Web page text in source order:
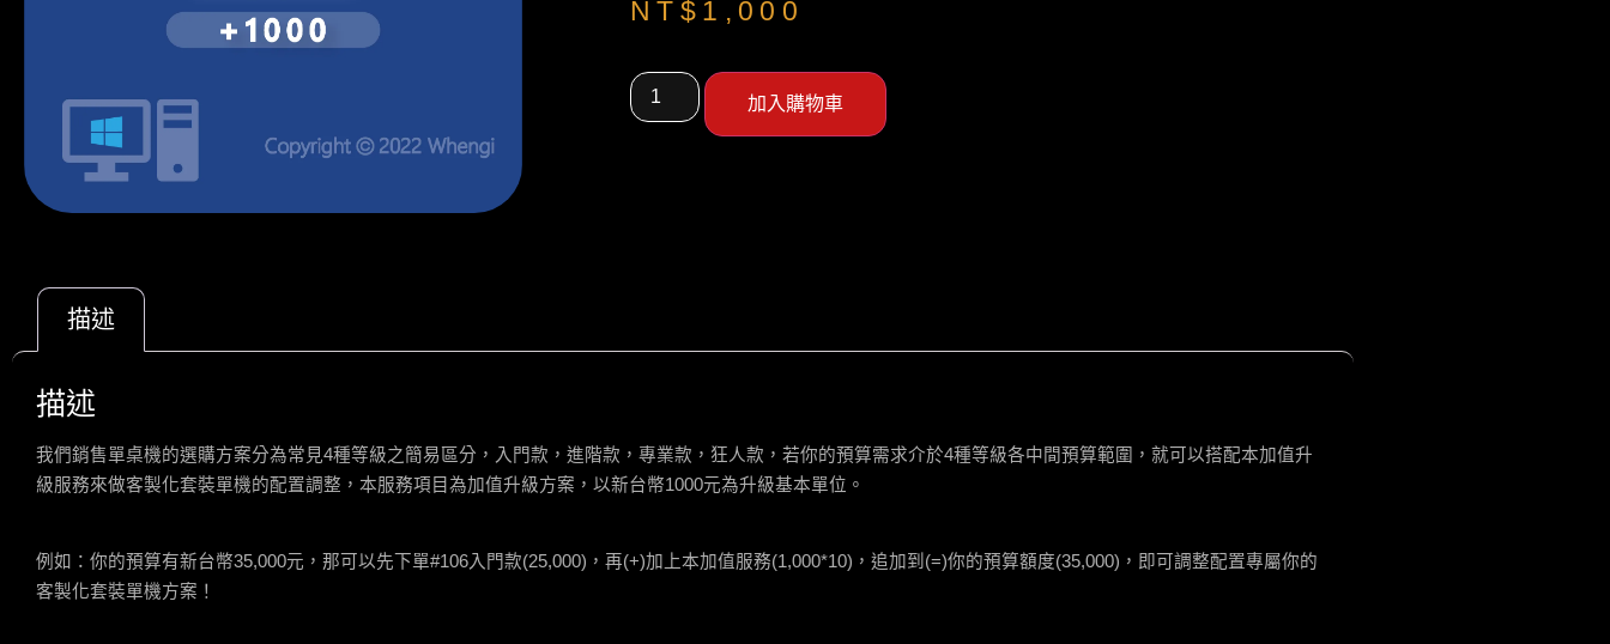
NT$ 1,000
加入購物車
描述
描述
我們銷售單桌機的選購方案分為常見4種等級之簡易區分，入門款，進階款，專業款，狂人款，若你的預算需求介於4種等級各中間預算範圍，就可以搭配本加值升
級服務來做客製化套裝單機的配置調整，本服務項目為加值升級方案，以新台幣1000元為升級基本單位。
例如：你的預算有新台幣35,000元，那可以先下單#106入門款(25,000)，再(+)加上本加值服務(1,000*10)，追加到(=)你的預算額度(35,000)，即可調整配置專屬你的
客製化套裝單機方案！